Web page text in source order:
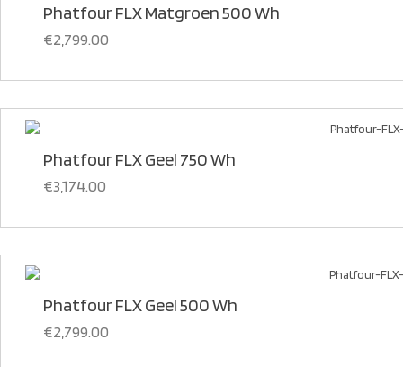
Phatfour FLX Matgroen 500 Wh
€2,799.00
Phatfour FLX Geel 750 Wh
€3,174.00
Phatfour FLX Geel 500 Wh
€2,799.00